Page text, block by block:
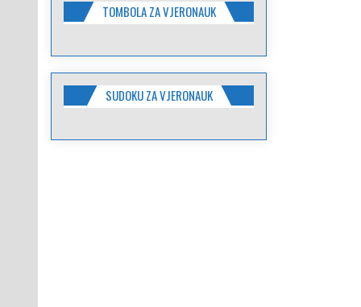
TOMBOLA ZA VJERONAUK
SUDOKU ZA VJERONAUK